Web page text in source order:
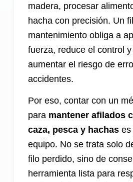
madera, procesar
hacha con precisión. Un
mantenimiento obliga a
fuerza, reduce el control
aumentar el riesgo de
accidentes.
Por eso, contar con un
para mantener afilados
caza, pesca y hachas es
equipo. No se trata solo
filo perdido, sino de
herramienta lista para